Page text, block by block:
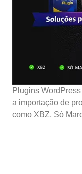
Plugins
a importação de
como XBZ, Só